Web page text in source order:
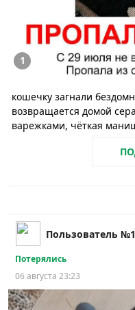
1
кошечку загнали
возвращается домой
варежками, чёткая
Пользователь
Потерялись
06 августа 23:23